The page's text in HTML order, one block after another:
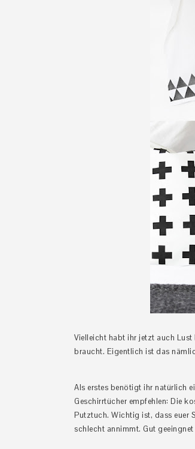
Vielleicht habt ihr jetzt auch Lust
braucht. Eigentlich ist das
Als erstes benötigt ihr natürlich
Geschirrtücher empfehlen: Die
Putztuch. Wichtig ist, dass euer
schlecht annimmt. Gut